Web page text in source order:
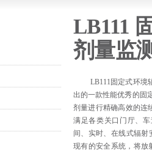
LB111
剂量监
LB111 固定式环境
出的一款性能优秀的固
剂量进行精确高效的连
满足各类关口门厅、
间、实时、在线式辐射
现有的安全系统，将放